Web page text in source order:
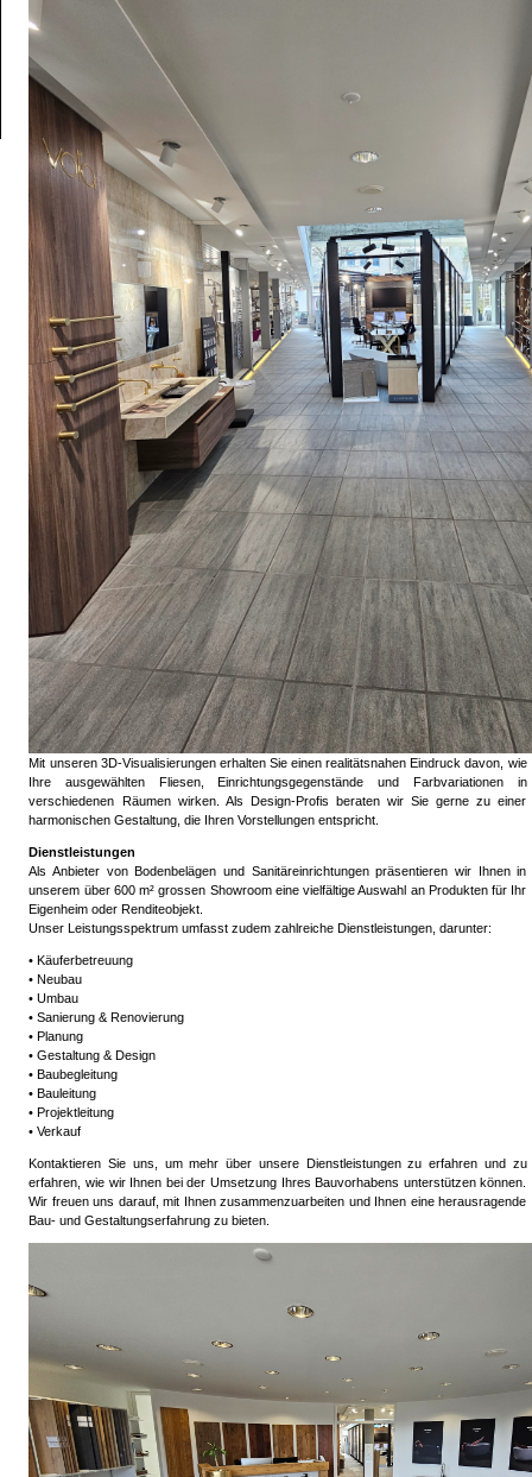
Mit unseren 3D-Visualisierungen erhalten Sie einen realitätsnahen Eindruck davon, wie
Ihre ausgewählten Fliesen, Einrichtungsgegenstände und Farbvariationen in
verschiedenen Räumen wirken. Als Design-Profis beraten wir Sie gerne zu einer
harmonischen Gestaltung, die Ihren Vorstellungen entspricht.
Dienstleistungen
Als Anbieter von Bodenbelägen und Sanitäreinrichtungen präsentieren wir Ihnen in
unserem über 600 m² grossen Showroom eine vielfältige Auswahl an Produkten für Ihr
Eigenheim oder Renditeobjekt.
Unser Leistungsspektrum umfasst zudem zahlreiche Dienstleistungen, darunter:
• Käuferbetreuung
• Neubau
• Umbau
• Sanierung & Renovierung
• Planung
• Gestaltung & Design
• Baubegleitung
• Bauleitung
• Projektleitung
• Verkauf
Kontaktieren Sie uns, um mehr über unsere Dienstleistungen zu erfahren und zu
erfahren, wie wir Ihnen bei der Umsetzung Ihres Bauvorhabens unterstützen können.
Wir freuen uns darauf, mit Ihnen zusammenzuarbeiten und Ihnen eine herausragende
Bau- und Gestaltungserfahrung zu bieten.